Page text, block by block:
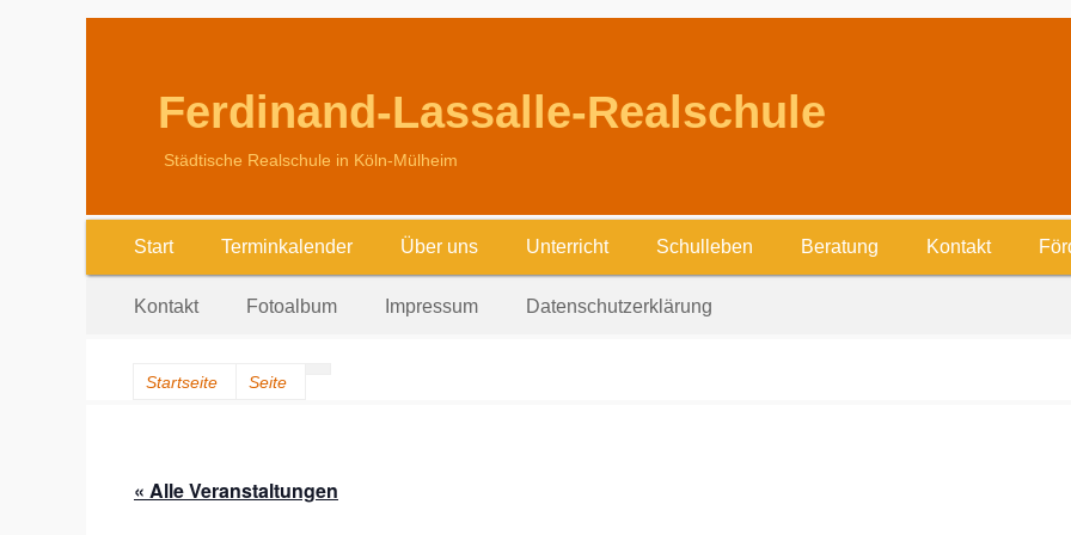
Ferdinand-Lassalle-Realschule
Städtische Realschule in Köln-Mülheim
Erstes
Menü
Start Terminkalender Über uns Unterricht Schulleben Beratung Kontakt
Zweites
Kontakt Fotoalbum Impressum Datenschutzerklärung
Startseite Seite
« Alle Veranstaltungen